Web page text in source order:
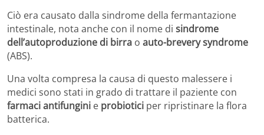
Ciò era causato dalla sindrome della fermantazione
intestinale, nota anche con il nome di sindrome
dell’autoproduzione di birra o auto-brevery syndrome
(ABS).
Una volta compresa la causa di questo malessere i
medici sono stati in grado di trattare il paziente con
farmaci antifungini e probiotici per ripristinare la flora
batterica.